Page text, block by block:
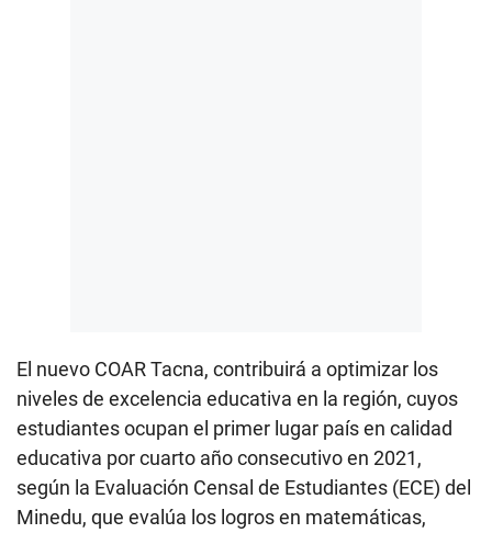
El nuevo COAR Tacna, contribuirá a optimizar los
niveles de excelencia educativa en la región, cuyos
estudiantes ocupan el primer lugar país en calidad
educativa por cuarto año consecutivo en 2021,
según la Evaluación Censal de Estudiantes (ECE) del
Minedu, que evalúa los logros en matemáticas,